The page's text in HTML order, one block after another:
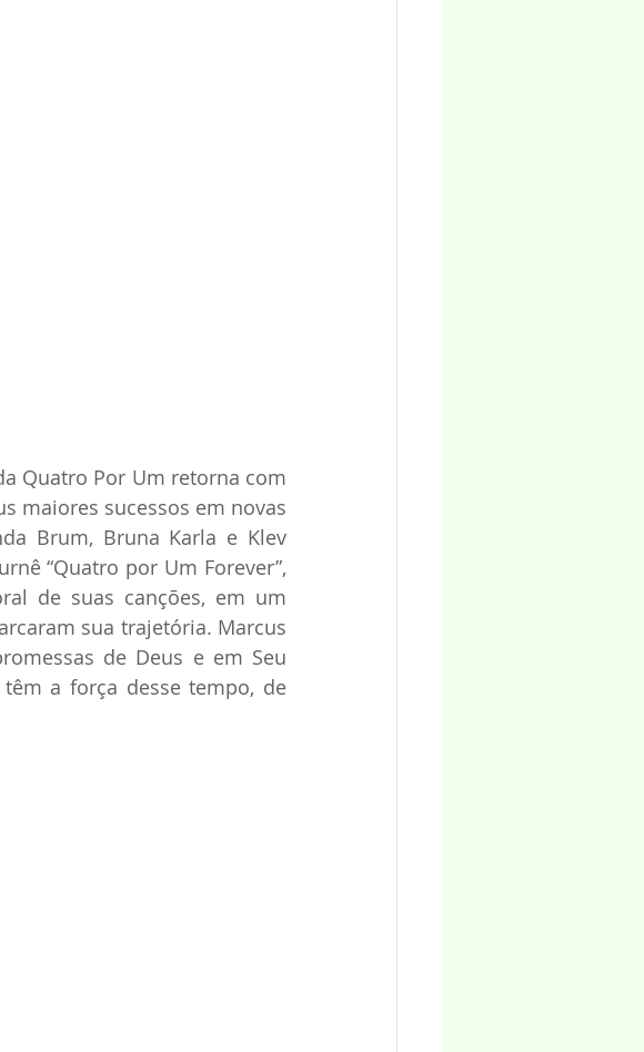
Quatro Por Um retorna com
maiores sucessos em novas
Brum, Bruna Karla e Klev
“Quatro por Um Forever”,
de suas canções, em um
sua trajetória. Marcus
de Deus e em Seu
a força desse tempo, de